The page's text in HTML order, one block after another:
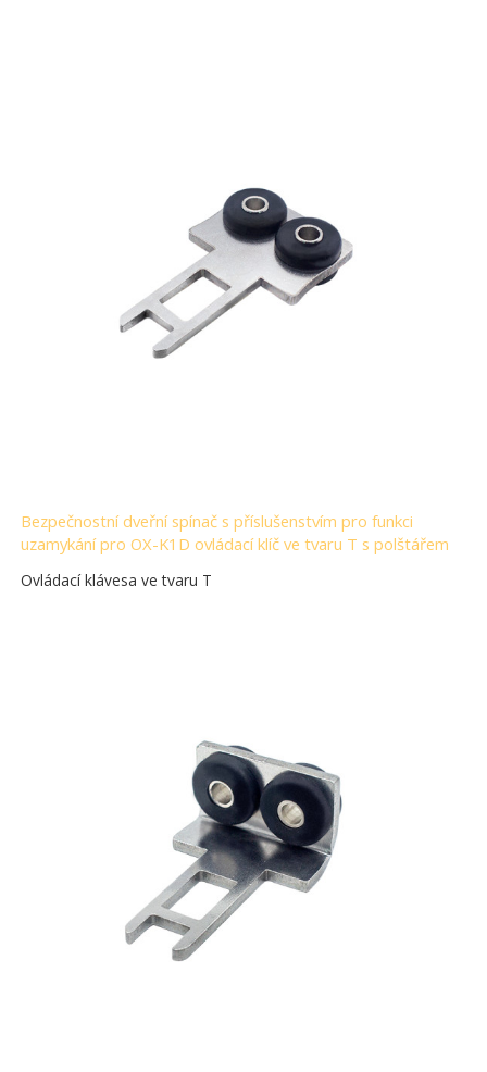
Bezpečnostní dveřní spínač s příslušenstvím pro funkci
uzamykání pro OX-K1D ovládací klíč ve tvaru T s polštářem
Ovládací klávesa ve tvaru T